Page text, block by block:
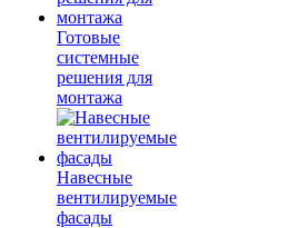
Готовые
системные
решения для
монтажа
Навесные
вентилируемые
фасады